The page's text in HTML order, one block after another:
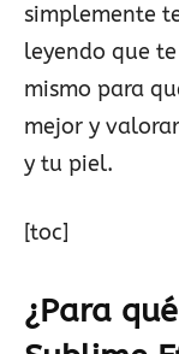
simplemente
leyendo que
mismo para
mejor y
y tu piel.
[toc]
¿Para